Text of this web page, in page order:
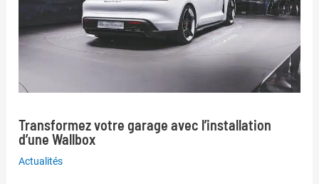
Transformez votre garage avec l’installation
d’une Wallbox
Actualités